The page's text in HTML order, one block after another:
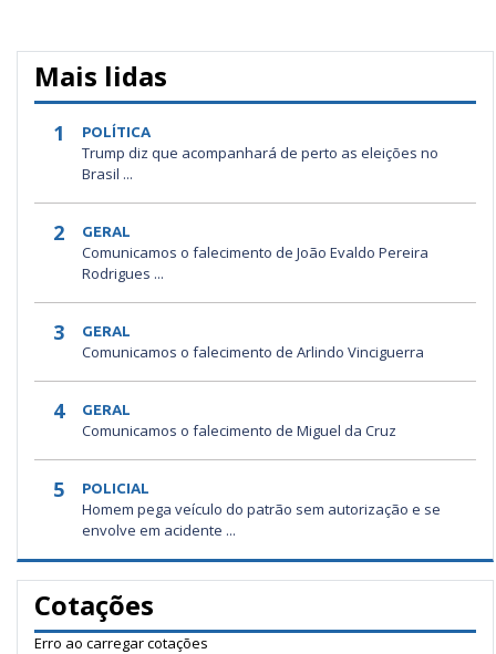
Mais lidas
1 POLÍTICA
Trump diz que acompanhará de perto as eleições no
Brasil ...
2 GERAL
Comunicamos o falecimento de João Evaldo Pereira
Rodrigues ...
3 GERAL
Comunicamos o falecimento de Arlindo Vinciguerra
4 GERAL
Comunicamos o falecimento de Miguel da Cruz
5 POLICIAL
Homem pega veículo do patrão sem autorização e se
envolve em acidente ...
Cotações
Erro ao carregar cotações